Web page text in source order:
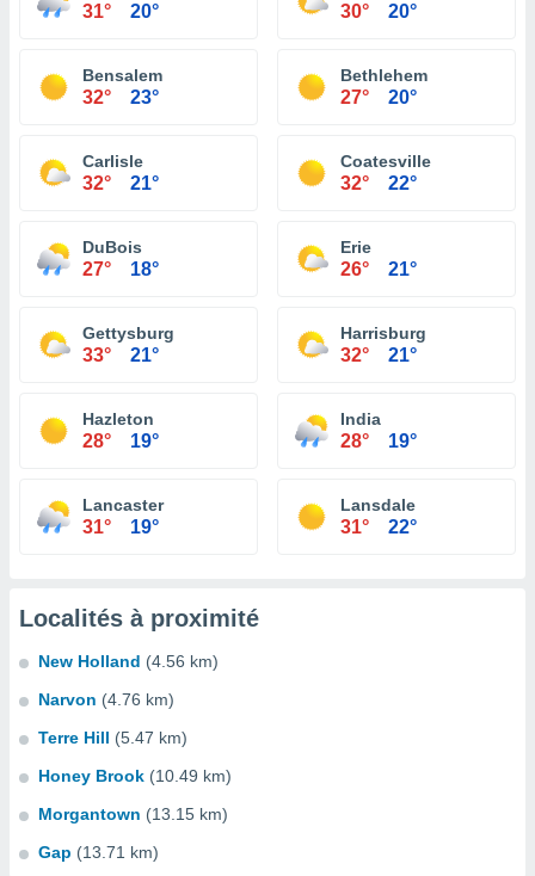
31° 20° 30° 20°
Bensalem
32° 23°
Bethlehem
27° 20°
Carlisle
32° 21°
Coatesville
32° 22°
DuBois
27° 18°
Erie
26° 21°
Gettysburg
33° 21°
Harrisburg
32° 21°
Hazleton
28° 19°
India
28° 19°
Lancaster
31° 19°
Lansdale
31° 22°
Localités à proximité
New Holland (4.56 km)
Narvon (4.76 km)
Terre Hill (5.47 km)
Honey Brook (10.49 km)
Morgantown (13.15 km)
Gap (13.71 km)